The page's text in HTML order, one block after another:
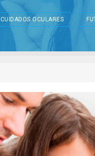
CUIDADOS OCULARES